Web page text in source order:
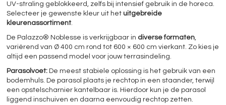
UV-straling geblokkeerd, zelfs bij intensief gebruik in de horeca.
Selecteer je gewenste kleur uit het uitgebreide
kleurenassortiment.
De Palazzo® Noblesse is verkrijgbaar in diverse formaten,
variërend van Ø 400 cm rond tot 600 × 600 cm vierkant. Zo kies je
altijd een passend model voor jouw terrasindeling.
Parasolvoet: De meest stabiele oplossing is het gebruik van een
bodemhuls. De parasol plaats je rechtop in een staander, terwijl
een opstelscharnier kantelbaar is. Hierdoor kun je de parasol
liggend inschuiven en daarna eenvoudig rechtop zetten.